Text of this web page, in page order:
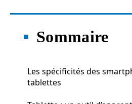
Sommaire
Les spécificités des
tablettes